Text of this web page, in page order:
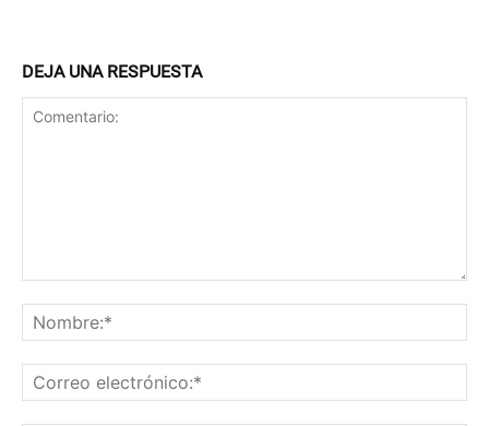
DEJA UNA RESPUESTA